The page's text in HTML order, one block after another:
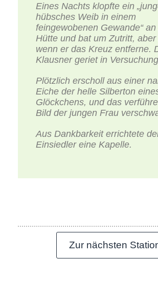
Eines Nachts klopfte ein
hübsches Weib in einem
feingewobenen Gewande“
Hütte und bat um Zutritt, aber
wenn er das Kreuz entferne.
Klausner geriet in
Plötzlich erscholl aus einer
Eiche der helle Silberton
Glöckchens, und das
Bild der jungen Frau
Aus Dankbarkeit errichtete
Einsiedler eine Kapelle.
Zur nächsten